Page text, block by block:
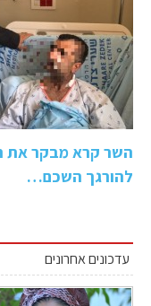
השר קרא מבקר את
להורגך השכם…
עדכונים אחרונים